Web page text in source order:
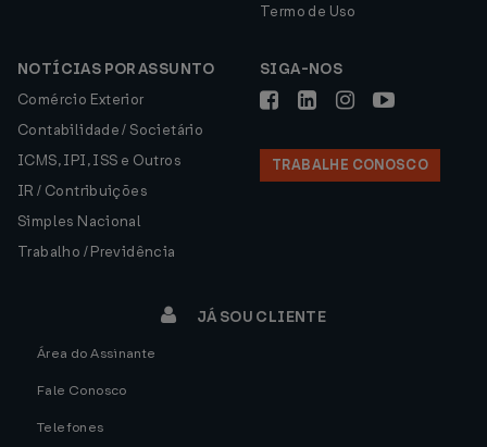
Termo de Uso
NOTÍCIAS POR ASSUNTO
Comércio Exterior
Contabilidade / Societário
ICMS, IPI, ISS e Outros
IR / Contribuições
Simples Nacional
Trabalho / Previdência
SIGA-NOS
TRABALHE CONOSCO
JÁ SOU CLIENTE
Área do Assinante
Fale Conosco
Telefones